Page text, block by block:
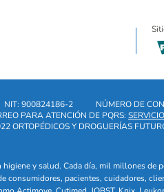
NIT: 900824186-2 NÚMERO DE
PARA ATENCIÓN DE PQRS:
ORTOPÉDICOS Y DROGUERÍAS
y salud. Cada día, mil millones
consumidores, pacientes, cuidadores,